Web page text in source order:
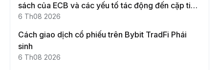
sách của ECB và các yếu tố tác động đến cặp tiền
này
6 Th08 2026
Cách giao dịch cổ phiếu trên Bybit TradFi Phái
sinh
6 Th08 2026